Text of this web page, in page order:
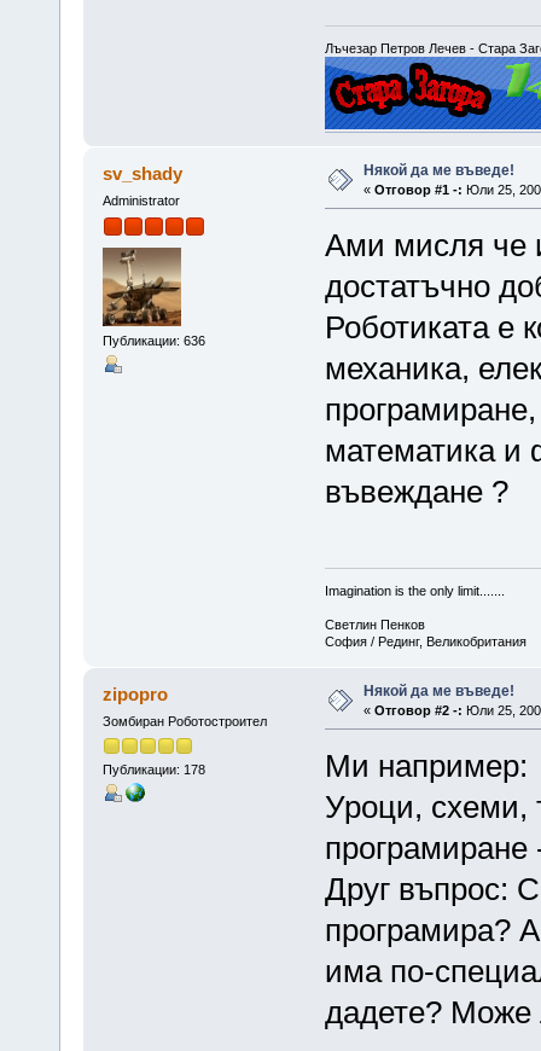
Лъчезар Петров Лечев - Стара
sv_shady
Administrator
Публикации: 636
Някой да ме въведе!
« Отговор #1 -: Юли 25,
Ами мисля че
достатъчно
Роботиката е
механика,
математика и
въвеждане ?
Imagination is the only limit.......
Светлин Пенков
София / Рединг, Великобритания
zipopro
Зомбиран Роботостроител
Публикации: 178
Някой да ме въведе!
« Отговор #2 -: Юли 25,
Ми например:
Уроци, схеми,
програмиране
Друг въпрос:
програмира?
има по-
дадете? Може